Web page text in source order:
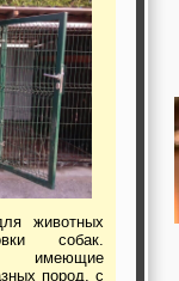
собак.
имеющие
пород, с